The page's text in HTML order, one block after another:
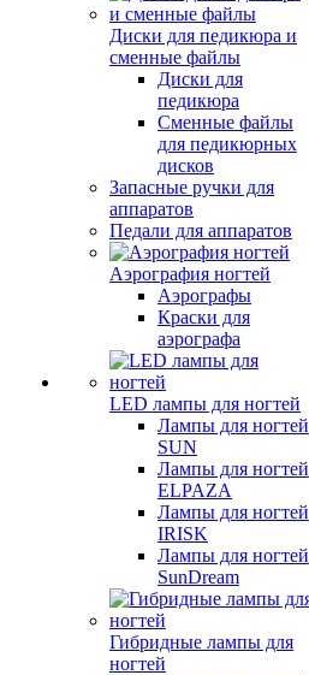
Диски для педикюра и
сменные файлы
Диски для
педикюра
Сменные файлы
для педикюрных
дисков
Запасные ручки для
аппаратов
Педали для аппаратов
Аэрография ногтей
Аэрографы
Краски для
аэрографа
LED лампы для ногтей
Лампы для ногтей
SUN
Лампы для ногтей
ELPAZA
Лампы для ногтей
IRISK
Лампы для ногтей
SunDream
Гибридные лампы для
ногтей